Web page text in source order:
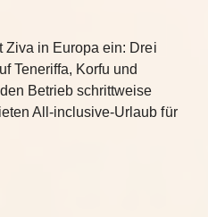
Ziva in Europa ein: Drei
Teneriffa, Korfu und
Betrieb schrittweise
All-inclusive-Urlaub für